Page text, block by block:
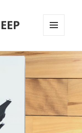
ーとウ
ィジェ